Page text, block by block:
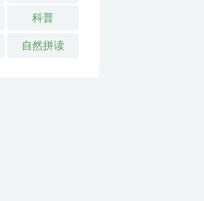
科普
自然拼读